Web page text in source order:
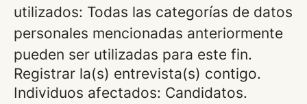
utilizados: Todas las categorías de datos
personales mencionadas anteriormente
pueden ser utilizadas para este fin.
Registrar la(s) entrevista(s) contigo.
Individuos afectados: Candidatos.